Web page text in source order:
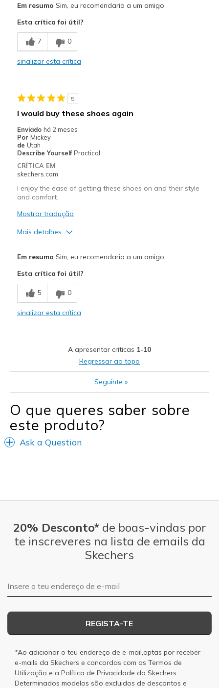
Breathe Well
Comfortable
Melhores utilizações
Travel
Em resumo Sim, eu recomendaria a um amigo
Esta crítica foi útil?
7 0
sinalizar esta crítica
5
I would buy these shoes again
Enviado há 2 meses
Por Mickey
de Utah
Describe Yourself Practical
CRÍTICA EM
skechers.com
I enjoy the ease of getting these shoes on and their style
and comfort.
Mostrar tradução
Mais detalhes
Breathe Well
Comfortable
Feels true to width
Em resumo Sim, eu recomendaria a um amigo
Esta crítica foi útil?
5 0
sinalizar esta crítica
A apresentar críticas 1-10
Regressar ao topo
Seguinte »
O que queres saber sobre
este produto?
Ask a Question
20% Desconto*de boas-vindas por
te inscreveres na lista de emails da
Skechers
Endereço de e-mail
REGISTA-TE
*Ao adicionar o teu endereço de e-mail,optas por receber
e-mails da Skechers e concordas com os Termos de
Utilização e a Política de Privacidade da Skechers.
Determinados modelos são excluidos de descontos e